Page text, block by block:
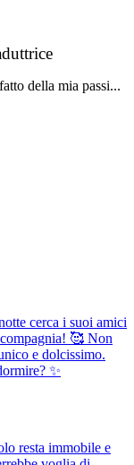
della mia passi...
cerca i suoi amici
🥰 Non
e dolcissimo.
✨
resta immobile e